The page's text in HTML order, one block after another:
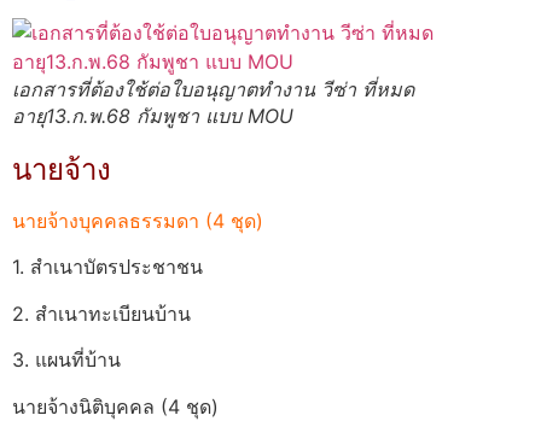
เอกสารที่ต้องใช้ต่อใบอนุญาตทำงาน วีซ่า ที่หมด
อายุ13.ก.พ.68 กัมพูชา แบบ MOU
นายจ้าง
นายจ้างบุคคลธรรมดา (4 ชุด)
1. สำเนาบัตรประชาชน
2. สำเนาทะเบียนบ้าน
3. แผนที่บ้าน
นายจ้างนิติบุคคล (4 ชุด)